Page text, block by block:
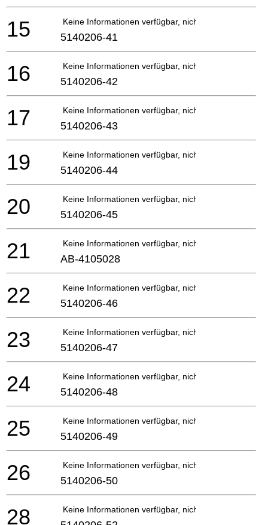
Keine Informationen verfügbar, nicht bestellbar
15 5140206-41
Keine Informationen verfügbar, nicht bestellbar
16 5140206-42
Keine Informationen verfügbar, nicht bestellbar
17 5140206-43
Keine Informationen verfügbar, nicht bestellbar
19 5140206-44
Keine Informationen verfügbar, nicht bestellbar
20 5140206-45
Keine Informationen verfügbar, nicht bestellbar
21 AB-4105028
Keine Informationen verfügbar, nicht bestellbar
22 5140206-46
Keine Informationen verfügbar, nicht bestellbar
23 5140206-47
Keine Informationen verfügbar, nicht bestellbar
24 5140206-48
Keine Informationen verfügbar, nicht bestellbar
25 5140206-49
Keine Informationen verfügbar, nicht bestellbar
26 5140206-50
Keine Informationen verfügbar, nicht bestellbar
28